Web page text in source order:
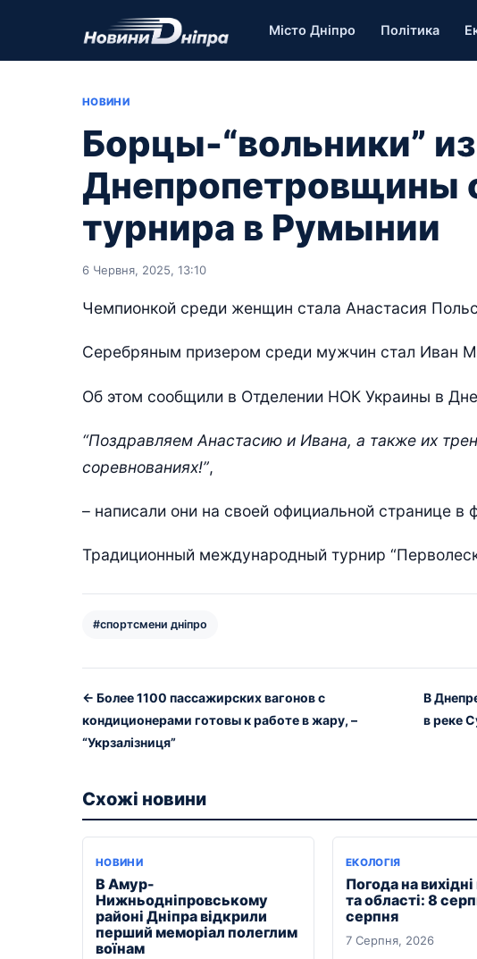
Місто Дніпро Політика
НОВИНИ
Борцы-“вольники” из
Днепропетровщины
турнира в Румынии
6 Червня, 2025, 13:10
Чемпионкой среди женщин стала Анастасия
Серебряным призером среди мужчин стал Иван
Об этом сообщили в Отделении НОК Украины в
“Поздравляем Анастасию и Ивана, а также их
соревнованиях!”,
– написали они на своей официальной странице в
Традиционный международный турнир
#спортсмени дніпро
← Более 1100 пассажирских вагонов с
кондиционерами готовы к работе в жару, –
“Укрзалізниця”
В
в реке
Схожі новини
НОВИНИ
В Амур-
Нижньодніпровському
районі Дніпра відкрили
перший меморіал полеглим
воїнам
ЕКОЛОГІЯ
Погода на вихідні
та області: 8
серпня
7 Серпня, 2026